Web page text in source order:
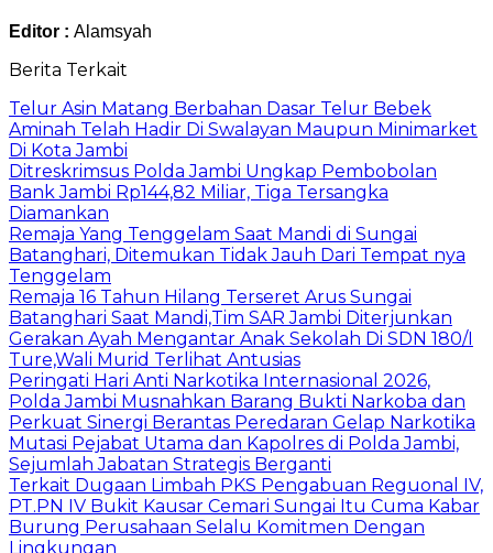
Editor : Alamsyah
Berita Terkait
Telur Asin Matang Berbahan Dasar Telur Bebek
Aminah Telah Hadir Di Swalayan Maupun Minimarket
Di Kota Jambi
Ditreskrimsus Polda Jambi Ungkap Pembobolan
Bank Jambi Rp144,82 Miliar, Tiga Tersangka
Diamankan
Remaja Yang Tenggelam Saat Mandi di Sungai
Batanghari, Ditemukan Tidak Jauh Dari Tempat nya
Tenggelam
Remaja 16 Tahun Hilang Terseret Arus Sungai
Batanghari Saat Mandi,Tim SAR Jambi Diterjunkan
Gerakan Ayah Mengantar Anak Sekolah Di SDN 180/I
Ture,Wali Murid Terlihat Antusias
Peringati Hari Anti Narkotika Internasional 2026,
Polda Jambi Musnahkan Barang Bukti Narkoba dan
Perkuat Sinergi Berantas Peredaran Gelap Narkotika
Mutasi Pejabat Utama dan Kapolres di Polda Jambi,
Sejumlah Jabatan Strategis Berganti
Terkait Dugaan Limbah PKS Pengabuan Reguonal IV,
PT.PN IV Bukit Kausar Cemari Sungai Itu Cuma Kabar
Burung Perusahaan Selalu Komitmen Dengan
Lingkungan